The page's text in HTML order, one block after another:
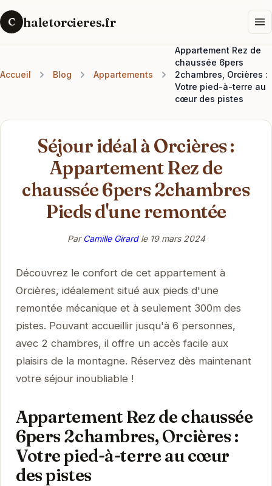
C haletorcieres.fr
Accueil Blog Appartements
Appartement Rez de
chaussée 6pers
2chambres, Orcières :
Votre pied-à-terre au
cœur des pistes
Séjour idéal à Orcières :
Appartement Rez de
chaussée 6pers 2chambres
Pieds d'une remontée
ParCamille Girardle 19 mars 2024
Découvrez le confort de cet appartement à
Orcières, idéalement situé aux pieds d'une
remontée mécanique et à seulement 300m des
pistes. Pouvant accueillir jusqu'à 6 personnes,
avec 2 chambres, il offre un accès facile aux
plaisirs de la montagne. Réservez dès maintenant
votre séjour inoubliable !
Appartement Rez de chaussée
6pers 2chambres, Orcières :
Votre pied-à-terre au cœur
des pistes